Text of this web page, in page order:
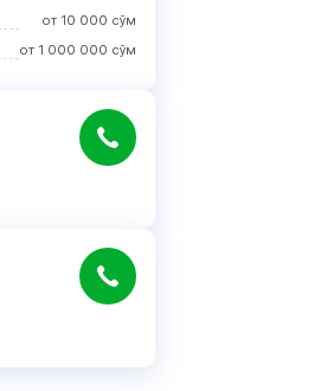
от 10 000 сўм
от 1 000 000 сўм